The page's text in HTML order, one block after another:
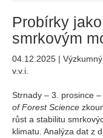
Probírky
smrkovým
04.12.2025 |
v.v.i.
Strnady – 3. prosince
of Forest Science
růst a stabilitu
klimatu. Analýza dat z